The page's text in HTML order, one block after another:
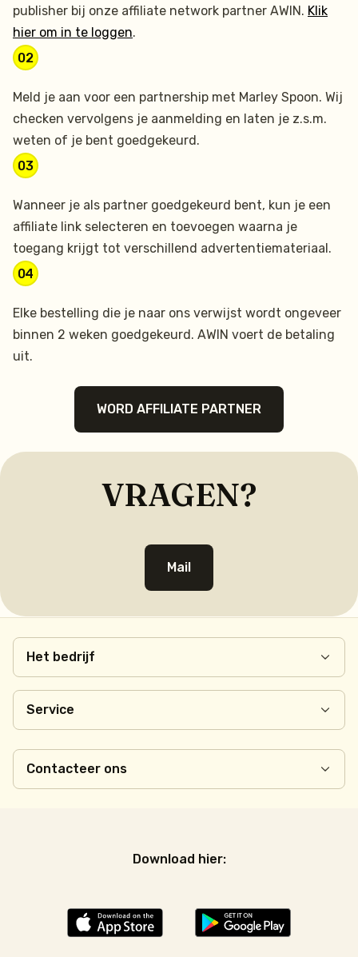
publisher bij onze affiliate network partner AWIN. Klik
hier om in te loggen.
02
Meld je aan voor een partnership met Marley Spoon. Wij
checken vervolgens je aanmelding en laten je z.s.m.
weten of je bent goedgekeurd.
03
Wanneer je als partner goedgekeurd bent, kun je een
affiliate link selecteren en toevoegen waarna je
toegang krijgt tot verschillend advertentiemateriaal.
04
Elke bestelling die je naar ons verwijst wordt ongeveer
binnen 2 weken goedgekeurd. AWIN voert de betaling
uit.
WORD AFFILIATE PARTNER
VRAGEN?
Mail
Het bedrijf
Service
Contacteer ons
Download hier: